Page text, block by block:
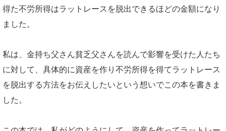
得た不労所得はラットレースを脱出できるほどの金額になり
ました。
私は、金持ち父さん貧乏父さんを読んで影響を受けた人たち
に対して、具体的に資産を作り不労所得を得てラットレース
を脱出する方法をお伝えしたいという想いでこの本を書きま
した。